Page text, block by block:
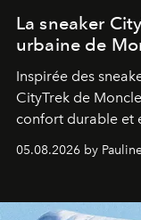
La sneaker
urbaine de
Inspirée des
CityTrek de
confort durable et
05.08.2026 by